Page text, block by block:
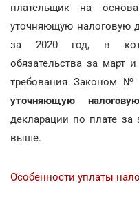
плательщик на
уточняющую налоговую
за 2020 год, в
обязательства за март
требования Законом
уточняющую
декларации по плате за
выше.
Особенности уплаты